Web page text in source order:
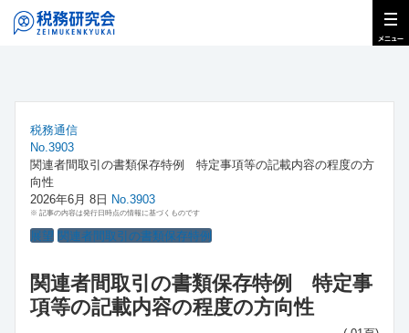
税務通信
No.3903
関連者間取引の書類保存特例 特定事項等の記載内容の程度の方
向性
2026年6月 8日 No.3903
※ 記事の内容は発行日時点の情報に基づくものです
展望 関連者間取引の書類保存特例
関連者間取引の書類保存特例 特定事
項等の記載内容の程度の方向性